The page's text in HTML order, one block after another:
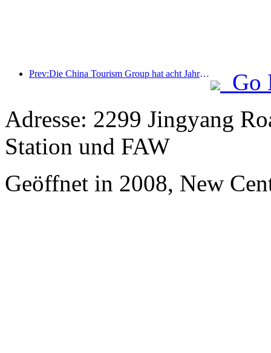
Prev:Die China Tourism Group hat acht Jahre in Folge an der China International Import Expo teilgenommen und dabei Verträge im Wert von über einer Milliarde US-Dollar abgeschlossen.
Go
Adresse: 2299 Jingyang
Station und FAW
Geöffnet in 2008, New